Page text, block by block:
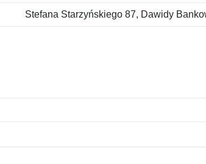
Stefana Starzyńskiego 87, Dawidy